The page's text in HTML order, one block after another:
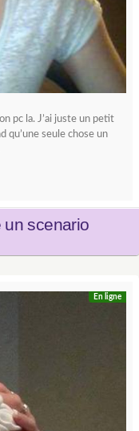
pc la. J’ai juste un petit
qu’une seule chose un
un scenario
En ligne